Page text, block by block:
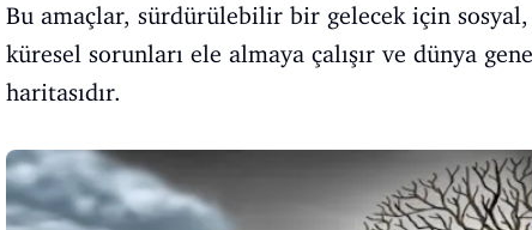
Bu amaçlar, sürdürülebilir bir gelecek için
küresel sorunları ele almaya çalışır ve dünya
haritasıdır.